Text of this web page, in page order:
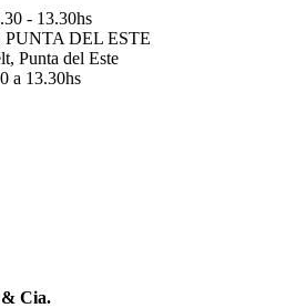
- 13.30hs
DEL ESTE
Punta del Este
a 13.30hs
& Cia.